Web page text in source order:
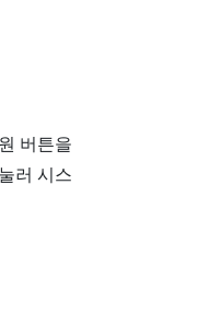
버튼을
러 시스